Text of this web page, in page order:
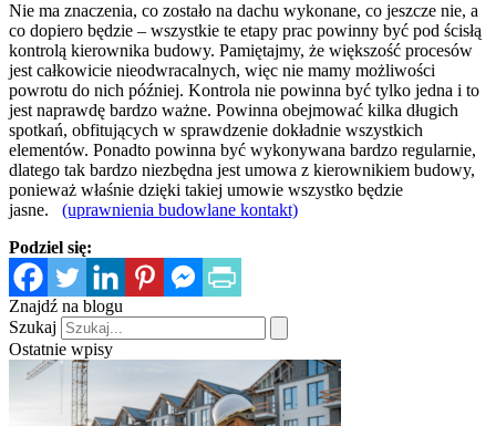
Nie ma znaczenia, co zostało na dachu wykonane, co jeszcze nie, a
co dopiero będzie – wszystkie te etapy prac powinny być pod ścisłą
kontrolą kierownika budowy. Pamiętajmy, że większość procesów
jest całkowicie nieodwracalnych, więc nie mamy możliwości
powrotu do nich później. Kontrola nie powinna być tylko jedna i to
jest naprawdę bardzo ważne. Powinna obejmować kilka długich
spotkań, obfitujących w sprawdzenie dokładnie wszystkich
elementów. Ponadto powinna być wykonywana bardzo regularnie,
dlatego tak bardzo niezbędna jest umowa z kierownikiem budowy,
ponieważ właśnie dzięki takiej umowie wszystko będzie
jasne. (uprawnienia budowlane kontakt)
Podziel się:
Znajdź na blogu
Szukaj
Ostatnie wpisy